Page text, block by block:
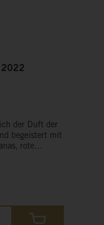
2022
der Duft der
begeistert mit
rote